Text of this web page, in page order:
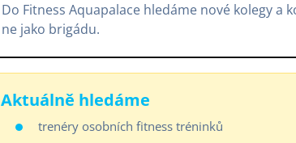
Do Fitness Aquapalace hledáme nové kolegy a
ne jako brigádu.
Aktuálně hledáme
trenéry osobních fitness tréninků